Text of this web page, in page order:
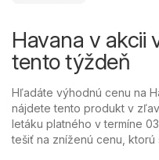
Havana v akcii
tento týždeň
Hľadáte výhodnú cenu na
nájdete tento produkt v
letáku platného v termíne
tešiť na zníženú cenu, ktorú